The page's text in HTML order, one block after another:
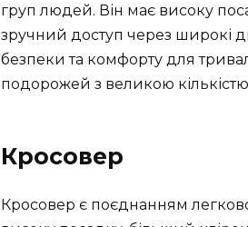
груп людей. Він має високу
зручний доступ через широкі
безпеки та комфорту для
подорожей з великою
Кросовер
Кросовер є поєднанням